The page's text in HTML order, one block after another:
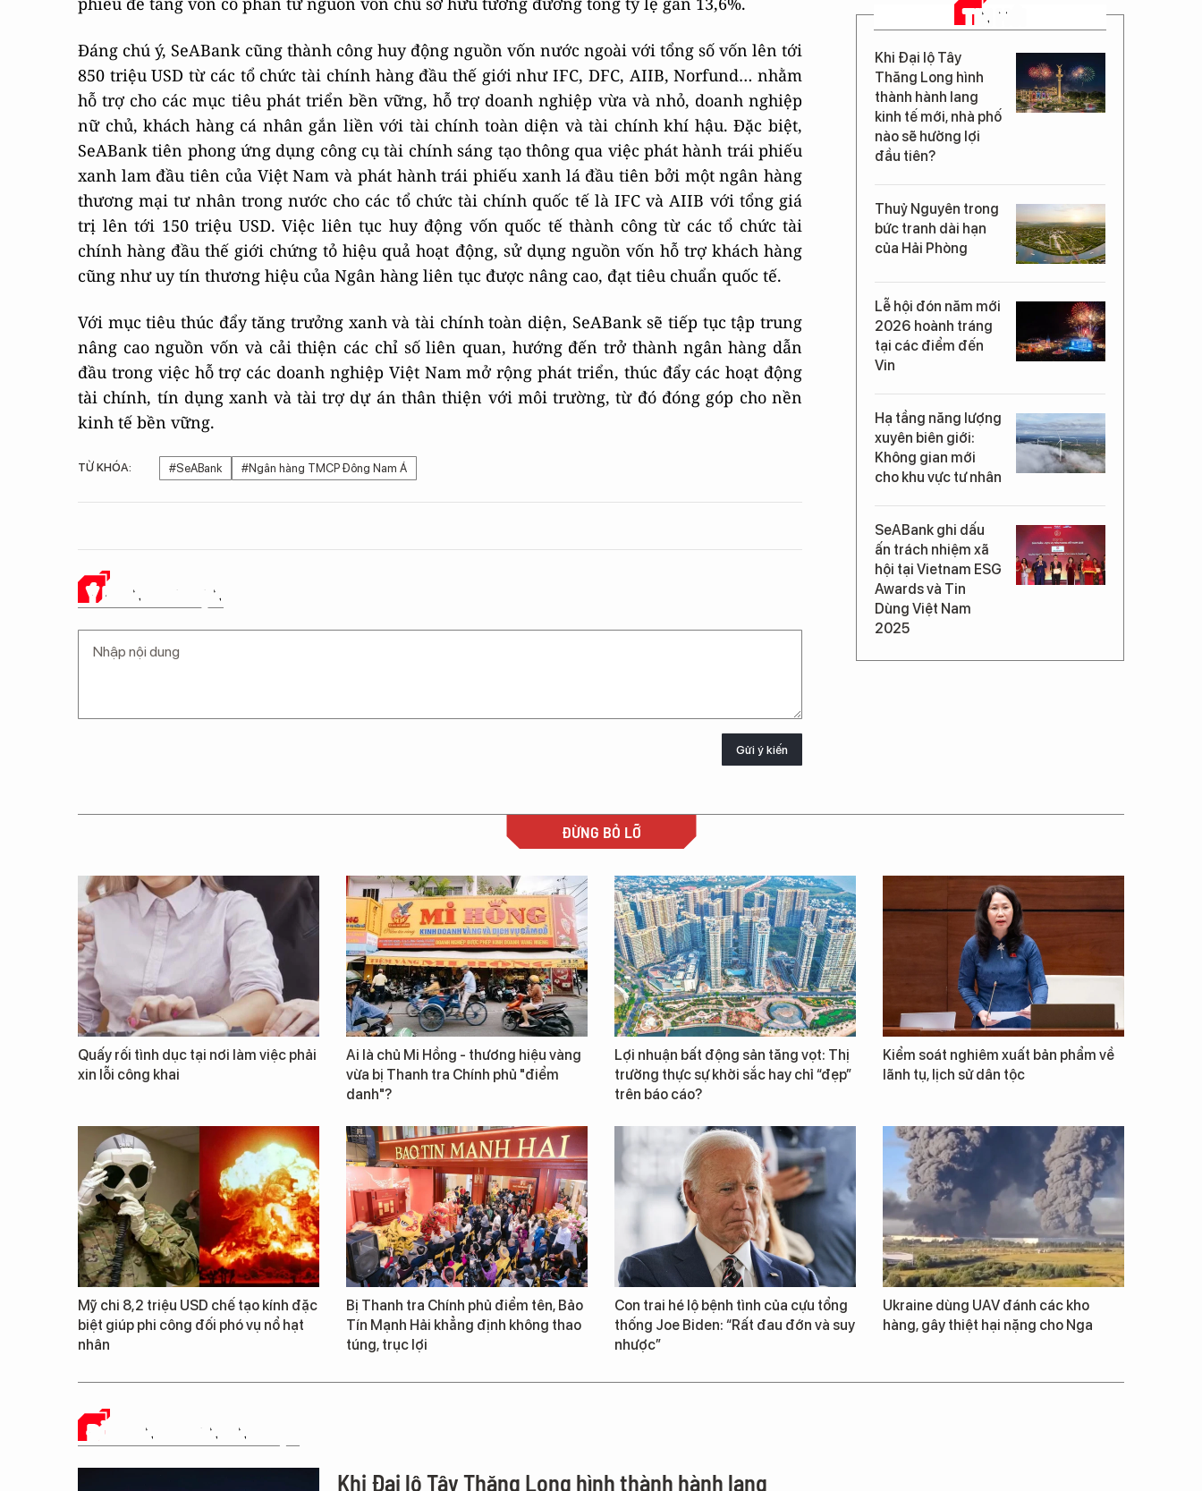
Đáng chú ý, SeABank cũng thành công huy động nguồn vốn nước ngoài với tổng số vốn lên tới
850 triệu USD từ các tổ chức tài chính hàng đầu thế giới như IFC, DFC, AIIB, Norfund… nhằm
hỗ trợ cho các mục tiêu phát triển bền vững, hỗ trợ doanh nghiệp vừa và nhỏ, doanh nghiệp
nữ chủ, khách hàng cá nhân gắn liền với tài chính toàn diện và tài chính khí hậu. Đặc biệt,
SeABank tiên phong ứng dụng công cụ tài chính sáng tạo thông qua việc phát hành trái phiếu
xanh lam đầu tiên của Việt Nam và phát hành trái phiếu xanh lá đầu tiên bởi một ngân hàng
thương mại tư nhân trong nước cho các tổ chức tài chính quốc tế là IFC và AIIB với tổng giá
trị lên tới 150 triệu USD. Việc liên tục huy động vốn quốc tế thành công từ các tổ chức tài
chính hàng đầu thế giới chứng tỏ hiệu quả hoạt động, sử dụng nguồn vốn hỗ trợ khách hàng
cũng như uy tín thương hiệu của Ngân hàng liên tục được nâng cao, đạt tiêu chuẩn quốc tế.
Với mục tiêu thúc đẩy tăng trưởng xanh và tài chính toàn diện, SeABank sẽ tiếp tục tập trung
nâng cao nguồn vốn và cải thiện các chỉ số liên quan, hướng đến trở thành ngân hàng dẫn
đầu trong việc hỗ trợ các doanh nghiệp Việt Nam mở rộng phát triển, thúc đẩy các hoạt động
tài chính, tín dụng xanh và tài trợ dự án thân thiện với môi trường, từ đó đóng góp cho nền
kinh tế bền vững.
TỪ KHÓA: #SeABank #Ngân hàng TMCP Đông Nam Á
Ý KIẾN CỦA BẠN
Gửi ý kiến
TIN MỚI
Khi Đại lộ Tây
Thăng Long hình
thành hành lang
kinh tế mới, nhà phố
nào sẽ hưởng lợi
đầu tiên?
Thuỷ Nguyên trong
bức tranh dài hạn
của Hải Phòng
Lễ hội đón năm mới
2026 hoành tráng
tại các điểm đến
Vin
Hạ tầng năng lượng
xuyên biên giới:
Không gian mới
cho khu vực tư nhân
SeABank ghi dấu
ấn trách nhiệm xã
hội tại Vietnam ESG
Awards và Tin
Dùng Việt Nam
2025
ĐỪNG BỎ LỠ
Quấy rối tình dục tại nơi làm việc phải
xin lỗi công khai
Ai là chủ Mi Hồng - thương hiệu vàng
vừa bị Thanh tra Chính phủ "điểm
danh"?
Lợi nhuận bất động sản tăng vọt: Thị
trường thực sự khởi sắc hay chỉ “đẹp”
trên báo cáo?
Kiểm soát nghiêm xuất bản phẩm về
lãnh tụ, lịch sử dân tộc
Mỹ chi 8,2 triệu USD chế tạo kính đặc
biệt giúp phi công đối phó vụ nổ hạt
nhân
Bị Thanh tra Chính phủ điểm tên, Bảo
Tín Mạnh Hải khẳng định không thao
túng, trục lợi
Con trai hé lộ bệnh tình của cựu tổng
thống Joe Biden: “Rất đau đớn và suy
nhược”
Ukraine dùng UAV đánh các kho
hàng, gây thiệt hại nặng cho Nga
ĐỜI SỐNG DOANH NGHIỆP
Khi Đại lộ Tây Thăng Long hình thành hành lang